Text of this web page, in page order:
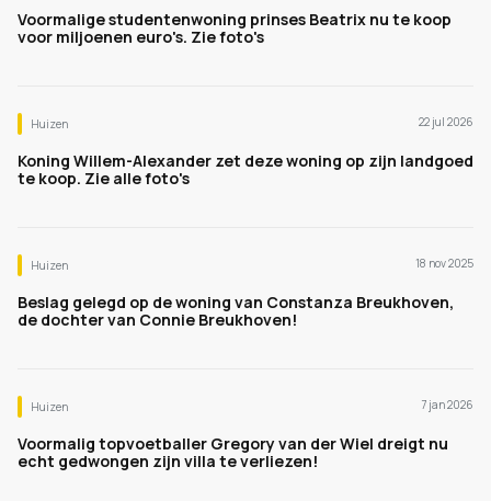
Voormalige studentenwoning prinses Beatrix nu te koop
voor miljoenen euro's. Zie foto's
Huizen 22 jul 2026
Koning Willem-Alexander zet deze woning op zijn landgoed
te koop. Zie alle foto's
Huizen 18 nov 2025
Beslag gelegd op de woning van Constanza Breukhoven,
de dochter van Connie Breukhoven!
Huizen 7 jan 2026
Voormalig topvoetballer Gregory van der Wiel dreigt nu
echt gedwongen zijn villa te verliezen!